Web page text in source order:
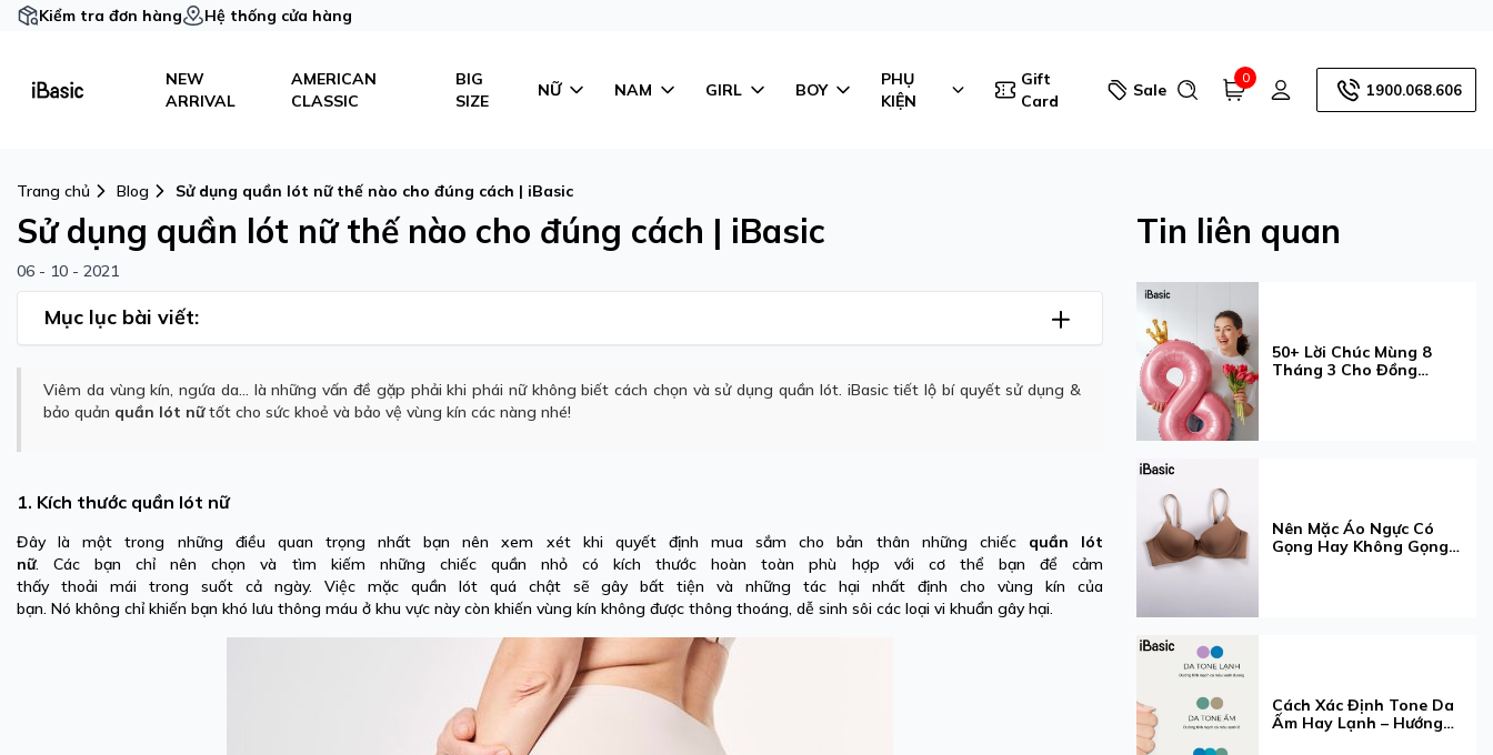
Kiểm tra đơn hàng Hệ thống cửa hàng
NEW
ARRIVAL
AMERICAN
CLASSIC
BIG
SIZE
NỮ NAM GIRL BOY
PHỤ
KIỆN
Gift
Card
Sale
0
1900.068.606
Trang chủ Blog Sử dụng quần lót nữ thế nào cho đúng cách | iBasic
Sử dụng quần lót nữ thế nào cho đúng cách | iBasic
06 - 10 - 2021
Mục lục bài viết:
Viêm da vùng kín, ngứa da... là những vấn đề gặp phải khi phái nữ không biết cách chọn và sử dụng quần lót. iBasic tiết lộ bí quyết sử dụng &
bảo quản quần lót nữtốt cho sức khoẻ và bảo vệ vùng kín các nàng nhé!
1. Kích thước quần lót nữ
Đây là một trong những điều quan trọng nhất bạn nên xem xét khi quyết định mua sắm cho bản thân những chiếc quần lót
nữ. Các bạn chỉ nên chọn và tìm kiếm những chiếc quần nhỏ có kích thước hoàn toàn phù hợp với cơ thể bạn để cảm
thấy thoải mái trong suốt cả ngày. Việc mặc quần lót quá chật sẽ gây bất tiện và những tác hại nhất định cho vùng kín của
bạn. Nó không chỉ khiến bạn khó lưu thông máu ở khu vực này còn khiến vùng kín không được thông thoáng, dễ sinh sôi các loại vi khuẩn gây hại.
Tin liên quan
50+ Lời Chúc Mùng 8
Tháng 3 Cho Đồng
Nên Mặc Áo Ngực Có
Gọng Hay Không Gọng?
Cách Xác Định Tone Da
Ấm Hay Lạnh – Hướng